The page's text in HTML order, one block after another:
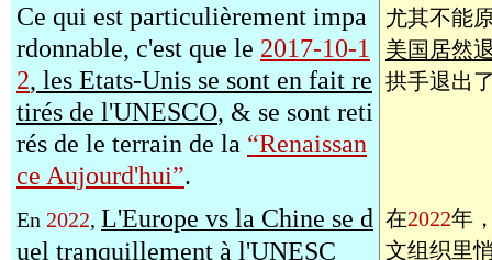
Ce qui est particulièrement impa
rdonnable, c'est que le 2017-10-1
2, les Etats-Unis se sont en fait re
tirés de l'UNESCO, & se sont reti
rés de le terrain de la “Renaissan
ce Aujourd'hui”.
尤其不能
美国居然
拱手退出
En 2022, L'Europe vs la Chine se d
uel tranquillement à l'UNESC
在2022年
文组织里